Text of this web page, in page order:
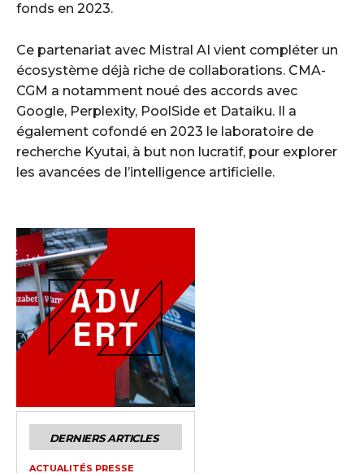
fonds en 2023.
Ce partenariat avec Mistral AI vient compléter un
écosystème déjà riche de collaborations. CMA-
CGM a notamment noué des accords avec
Google, Perplexity, PoolSide et Dataiku. Il a
également cofondé en 2023 le laboratoire de
recherche Kyutai, à but non lucratif, pour explorer
les avancées de l’intelligence artificielle.
DERNIERS ARTICLES
ACTUALITÉS PRESSE